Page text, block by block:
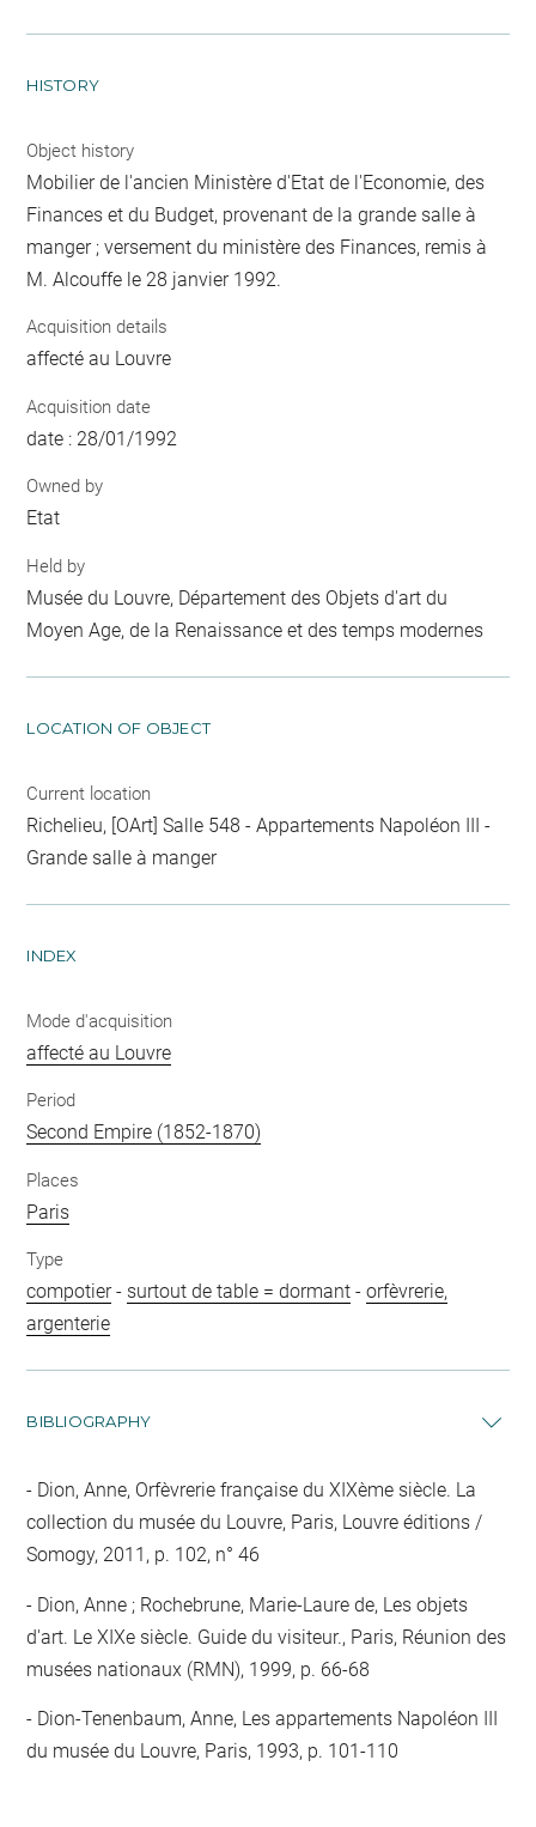
HISTORY
Object history
Mobilier de l'ancien Ministère d'Etat de l'Economie, des
Finances et du Budget, provenant de la grande salle à
manger ; versement du ministère des Finances, remis à
M. Alcouffe le 28 janvier 1992.
Acquisition details
affecté au Louvre
Acquisition date
date : 28/01/1992
Owned by
Etat
Held by
Musée du Louvre, Département des Objets d'art du
Moyen Age, de la Renaissance et des temps modernes
LOCATION OF OBJECT
Current location
Richelieu, [OArt] Salle 548 - Appartements Napoléon III -
Grande salle à manger
INDEX
Mode d'acquisition
affecté au Louvre
Period
Second Empire (1852-1870)
Places
Paris
Type
compotier- surtout de table = dormant -orfèvrerie,
argenterie
BIBLIOGRAPHY
Dion, Anne, Orfèvrerie française du XIXème siècle. La
collection du musée du Louvre, Paris, Louvre éditions /
Somogy, 2011, p. 102, n° 46
Dion, Anne ; Rochebrune, Marie-Laure de, Les objets
d'art. Le XIXe siècle. Guide du visiteur., Paris, Réunion des
musées nationaux (RMN), 1999, p. 66-68
Dion-Tenenbaum, Anne, Les appartements Napoléon III
du musée du Louvre, Paris, 1993, p. 101-110